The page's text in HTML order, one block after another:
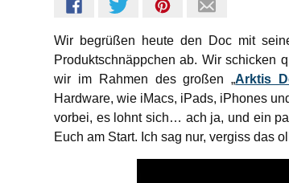
Wir begrüßen heute den Doc mit
Produktschnäppchen ab. Wir schicken
wir im Rahmen des großen „Arktis
Hardware, wie iMacs, iPads, iPhones
vorbei, es lohnt sich… ach ja, und ein
Euch am Start. Ich sag nur, vergiss das